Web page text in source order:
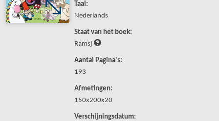
Taal:
Nederlands
Staat van het boek:
Ramsj
Aantal Pagina's:
193
Afmetingen:
150x200x20
Verschijningsdatum: